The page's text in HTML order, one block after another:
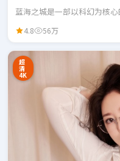
蓝海之城是一部以科幻为核
4.8 56万
超
清
4K